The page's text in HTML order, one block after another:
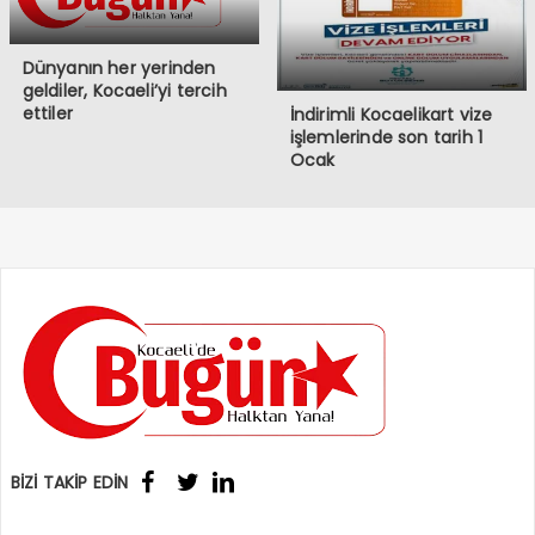
Dünyanın her yerinden
geldiler, Kocaeli’yi tercih
ettiler
İndirimli Kocaelikart vize
işlemlerinde son tarih 1
Ocak
BİZİ TAKİP EDİN